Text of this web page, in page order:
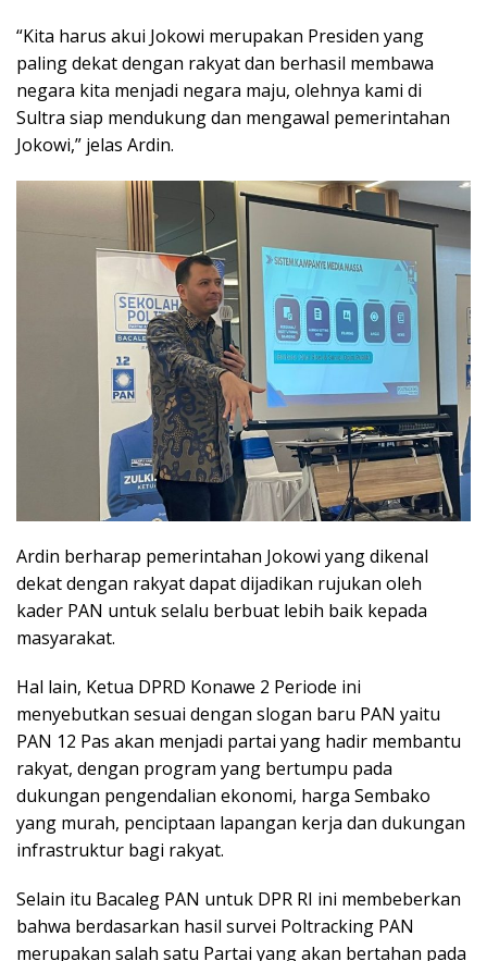
“Kita harus akui Jokowi merupakan Presiden yang
paling dekat dengan rakyat dan berhasil membawa
negara kita menjadi negara maju, olehnya kami di
Sultra siap mendukung dan mengawal pemerintahan
Jokowi,” jelas Ardin.
Ardin berharap pemerintahan Jokowi yang dikenal
dekat dengan rakyat dapat dijadikan rujukan oleh
kader PAN untuk selalu berbuat lebih baik kepada
masyarakat.
Hal lain, Ketua DPRD Konawe 2 Periode ini
menyebutkan sesuai dengan slogan baru PAN yaitu
PAN 12 Pas akan menjadi partai yang hadir membantu
rakyat, dengan program yang bertumpu pada
dukungan pengendalian ekonomi, harga Sembako
yang murah, penciptaan lapangan kerja dan dukungan
infrastruktur bagi rakyat.
Selain itu Bacaleg PAN untuk DPR RI ini membeberkan
bahwa berdasarkan hasil survei Poltracking PAN
merupakan salah satu Partai yang akan bertahan pada